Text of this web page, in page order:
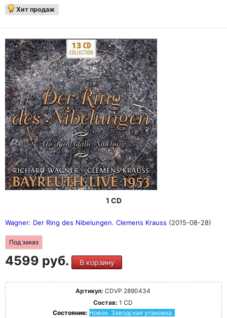
Хит продаж
1 CD
Wagner: Der Ring des Nibelungen. Clemens Krauss (2015-08-28)
Под заказ
4599 руб. В корзину
Артикул: CDVP 2890434
Состав: 1 CD
Состояние: Новое. Заводская упаковка.